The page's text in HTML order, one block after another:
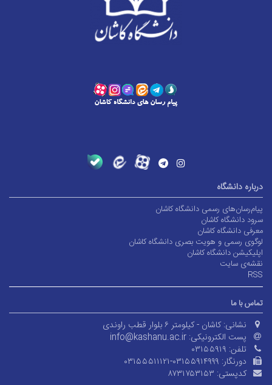
درباره دانشگاه
پیام‌رسان‌های رسمی دانشگاه کاشان
سرود دانشگاه کاشان
معرفی دانشگاه کاشان
لوگوی رسمی و هویت بصری دانشگاه کاشان
اپلیکیشن دانشگاه کاشان
نقشه‌ی سایت
RSS
تماس با ما
نشانی: کاشان - کیلومتر ۶ بلوار قطب راوندی
پست الکترونیکی: info@kashanu.ac.ir
تلفن: ۰۳۱۵۵۹۱۹
دورنگار: ۰۳۱۵۵۵۱۱۱۲۱-۰۳۱۵۵۹۱۴۹۹۹
کدپستی: ۸۷۳۱۷۵۳۱۵۳